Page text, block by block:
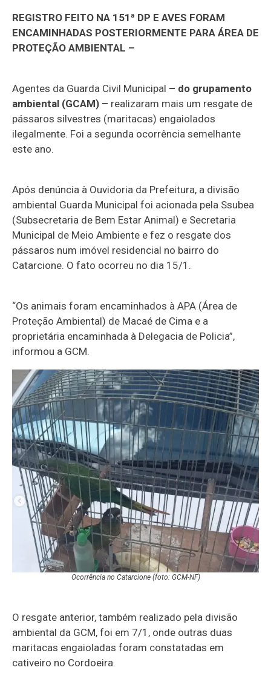
REGISTRO FEITO NA 151ª DP E AVES FORAM
ENCAMINHADAS POSTERIORMENTE PARA ÁREA DE
PROTEÇÃO AMBIENTAL –
Agentes da Guarda Civil Municipal – do grupamento
ambiental (GCAM) – realizaram mais um resgate de
pássaros silvestres (maritacas) engaiolados
ilegalmente. Foi a segunda ocorrência semelhante
este ano.
Após denúncia à Ouvidoria da Prefeitura, a divisão
ambiental Guarda Municipal foi acionada pela Ssubea
(Subsecretaria de Bem Estar Animal) e Secretaria
Municipal de Meio Ambiente e fez o resgate dos
pássaros num imóvel residencial no bairro do
Catarcione. O fato ocorreu no dia 15/1.
“Os animais foram encaminhados à APA (Área de
Proteção Ambiental) de Macaé de Cima e a
proprietária encaminhada à Delegacia de Policia”,
informou a GCM.
Ocorrência no Catarcione (foto: GCM-NF)
O resgate anterior, também realizado pela divisão
ambiental da GCM, foi em 7/1, onde outras duas
maritacas engaioladas foram constatadas em
cativeiro no Cordoeira.